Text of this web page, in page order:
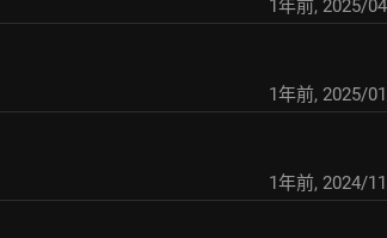
1年前, 2025/
1年前, 2025/
1年前, 2024/